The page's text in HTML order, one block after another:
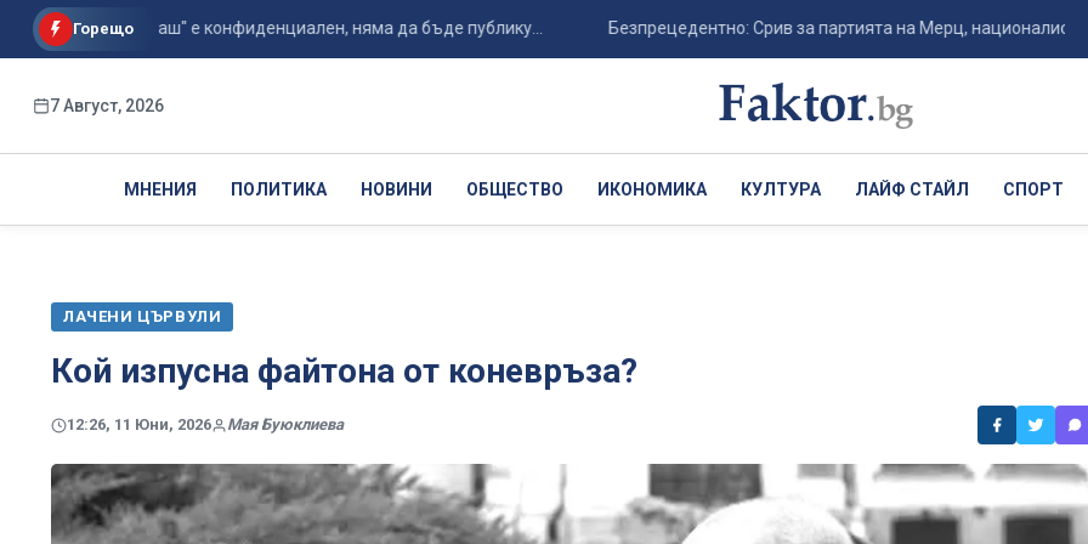
Горещо
с "Боташ" е конфиденциален, няма да бъде публику... Безпрецедентно: Срив за партията на Мерц, националистите в
7 Август, 2026
МНЕНИЯ ПОЛИТИКА НОВИНИ ОБЩЕСТВО ИКОНОМИКА КУЛТУРА ЛАЙФ СТАЙЛ СПОРТ
ЛАЧЕНИ ЦЪРВУЛИ
Кой изпусна файтона от коневръза?
12:26, 11 Юни, 2026 Мая Буюклиева